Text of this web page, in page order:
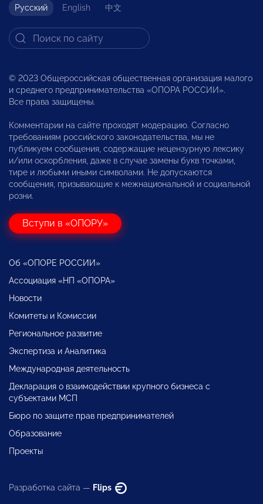
Русский English 中文
© 2023 Общероссийская общественная организация малого
и среднего предпринимательства «ОПОРА РОССИИ».
Все права защищены.
Комментарии на сайте проходят модерацию. Согласно
требованиям российского законодательства, мы не
публикуем сообщения, содержащие нецензурную лексику
и/или оскорбления, даже в случае замены букв точками,
тире и любыми иными символами. Не допускаются
сообщения, призывающие к межнациональной и социальной
розни.
Вступи в «ОПОРУ»
Об «ОПОРЕ РОССИИ»
Ассоциация «НП «ОПОРА»
Новости
Комитеты и Комиссии
Региональное развитие
Экспертиза и Аналитика
Международная деятельность
Декларация о взаимодействии крупного бизнеса с
субъектами МСП
Бюро по защите прав предпринимателей
Образование
Проекты
Разработка сайта — Flips